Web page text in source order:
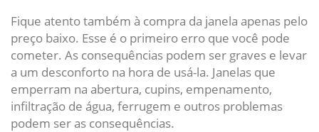
Fique atento também à compra da janela apenas pelo
preço baixo. Esse é o primeiro erro que você pode
cometer. As consequências podem ser graves e levar
a um desconforto na hora de usá-la. Janelas que
emperram na abertura, cupins, empenamento,
infiltração de água, ferrugem e outros problemas
podem ser as consequências.